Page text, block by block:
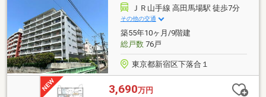
校」まで徒歩約7分、子育て世帯にもおすすめの立地
です！◆「西友(高田馬場店)」まで徒歩約4分！日々の
お買い物も楽々！◆「おとめ山公園」まで徒歩約5
分、「下落合図書館」まで徒歩約8分、楽しみが広が
ります
ＪＲ山手線 高田馬場駅 徒歩7分
その他の交通
築55年10ヶ月/9階建
総戸数76戸
東京都新宿区下落合１
3,690万円